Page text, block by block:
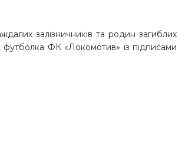
залізничників та родин загиблих
футболка ФК «Локомотив» із підписами